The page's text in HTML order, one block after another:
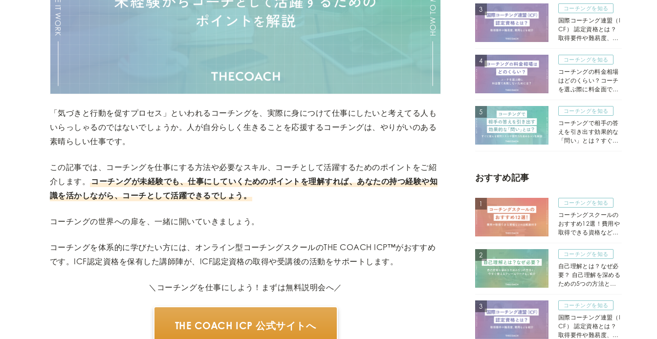
「気づきと行動を促すプロセス」といわれるコーチングを、実際に身につけて仕事にしたいと考えてる人も
いらっしゃるのではないでしょうか。人が自分らしく生きることを応援するコーチングは、やりがいのある
素晴らしい仕事です。
この記事では、コーチングを仕事にする方法や必要なスキル、コーチとして活躍するためのポイントをご紹
介します。コーチングが未経験でも、仕事にしていくためのポイントを理解すれば、あなたの持つ経験や知
識を活かしながら、コーチとして活躍できるでしょう。
コーチングの世界への扉を、一緒に開いていきましょう。
コーチングを体系的に学びたい方には、オンライン型コーチングスクールのTHE COACH ICP™︎がおすすめ
です。ICF認定資格を保有した講師陣が、ICF認定資格の取得や受講後の活動をサポートします。
＼コーチングを仕事にしよう！まずは無料説明会へ／
THE COACH ICP 公式サイトへ
ワークもご紹介
コーチングを知る
国際コーチング連盟（I
CF） 認定資格とは？
取得要件や難易度、費
コーチングを知る
コーチングの料金相場
はどのくらい？コーチ
を選ぶ際に料金面で失
コーチングを知る
コーチングで相手の答
えを引き出す効果的な
「問い」とは？すぐに
おすすめ記事
コーチングを知る
コーチングスクールの
おすすめ12選！費用や
取得できる資格などの
コーチングを知る
自己理解とは？なぜ必
要？ 自己理解を深める
ための5つの方法と、
ワークもご紹介
コーチングを知る
国際コーチング連盟（I
CF） 認定資格とは？
取得要件や難易度、費